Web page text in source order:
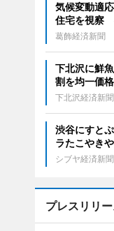
気候変動適
住宅を視察
葛飾経済新聞
下北沢に鮮
割を均一価
下北沢経済新聞
渋谷にすと
ラたこやき
シブヤ経済新聞
プレスリリ